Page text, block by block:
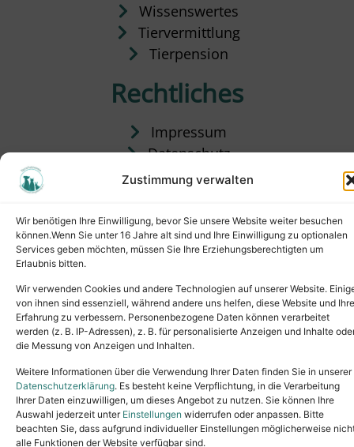
Zustimmung verwalten
Wir benötigen Ihre Einwilligung, bevor Sie unsere Website weiter besuchen
können.Wenn Sie unter 16 Jahre alt sind und Ihre Einwilligung zu optionalen
Services geben möchten, müssen Sie Ihre Erziehungsberechtigten um
Erlaubnis bitten.
Wir verwenden Cookies und andere Technologien auf unserer Website.
von ihnen sind essenziell, während andere uns helfen, diese Website und Ihre
Erfahrung zu verbessern. Personenbezogene Daten können verarbeitet
werden (z. B. IP-Adressen), z. B. für personalisierte Anzeigen und Inhalte
die Messung von Anzeigen und Inhalten.
Weitere Informationen über die Verwendung Ihrer Daten finden Sie in unserer
Datenschutzerklärung. Es besteht keine Verpflichtung, in die Verarbeitung
Ihrer Daten einzuwilligen, um dieses Angebot zu nutzen. Sie können Ihre
Auswahl jederzeit unter Einstellungen widerrufen oder anpassen. Bitte
beachten Sie, dass aufgrund individueller Einstellungen möglicherweise
alle Funktionen der Website verfügbar sind.
Wissenswertes
Tiervermittlung
Tierpension
Rechtliches
Impressum
Datenschutz
Satzung
Copyright © 2024. All rights reserved.
Tel.: (02631) 55356buero@tierheim-neuwied.de
Ludwigshof 1, 56567 Neuwied